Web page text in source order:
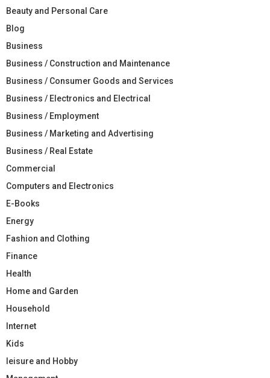
Beauty and Personal Care
Blog
Business
Business / Construction and Maintenance
Business / Consumer Goods and Services
Business / Electronics and Electrical
Business / Employment
Business / Marketing and Advertising
Business / Real Estate
Commercial
Computers and Electronics
E-Books
Energy
Fashion and Clothing
Finance
Health
Home and Garden
Household
Internet
Kids
leisure and Hobby